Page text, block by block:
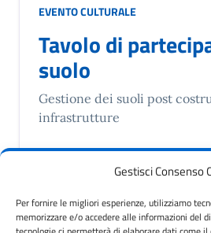
Gestisci Consenso
Per fornire le migliori esperienze, utilizziamo
memorizzare e/o accedere alle informazioni del
EVENTO CULTURALE
Tavolo di
suolo
Gestione dei suoli post
infrastrutture
Accesso all'informazione
Mobilità sostenibile
Parcheggi